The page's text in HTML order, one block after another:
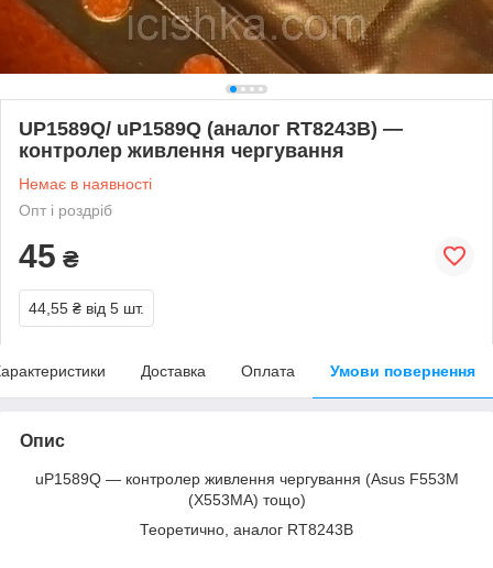
UP1589Q/ uP1589Q (аналог RT8243B) —
контролер живлення чергування
Немає в наявності
Опт і роздріб
45 ₴
44,55 ₴ від 5 шт.
Доставка Оплата Умови повернення
Опис
uP1589Q — контролер живлення чергування (Asus F553M
(X553MA) тощо)
Теоретично, аналог RT8243B